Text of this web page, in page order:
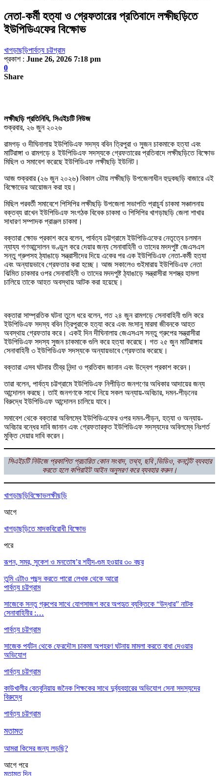
নেতা-কর্মী হত্যা ও গ্রেফতারের প্রতিবাদে লক্ষীছড়িতে
ইউপিডিএফের বিক্ষোভ
খাগড়াছড়িপার্বত্য চট্টগ্রাম
প্রকাশ : June 26, 2026 7:18 pm
0
Share
লক্ষীছড়ি প্রতিনিধি, সিএইচটি নিউজ
শুক্রবার, ২৬ জুন ২০২৬
রামগড় ও দীঘিনালায় ইউপিডিএফ সদস্য ববিন ত্রিপুরা ও সুজন চাকমাকে হত্যা এবং
মাটিরাঙ্গা ও রামগড়ে ৪ ইউপিডিএফ সদস্যকে গ্রেফতারের প্রতিবাদে লক্ষীছড়িতে বিক্ষোভ
মিছিল ও সমাবেশ করেছে ইউপিডিএফ লক্ষীছড়ি ইউনিট।
আজ শুক্রবার (২৬ জুন ২০২৬) বিকাল ৩টায় লক্ষীছড়ি উপজেলাধীন হুদুকছড়ি বাজারে এই
বিক্ষোভের আয়োজন করা হয়।
মিছিল পরবর্তী সমাবেশে পিসিপির লক্ষীছড়ি উপজেলা সভাপতি প্রাচুর্য চাকমা সঞ্চালনায়
বক্তব্য রাখেন ইউপিডিএফ সংগঠক বিবেক চাকমা ও পিসিপির খাগড়াছড়ি জেলা শাখার
সাধারণ সম্পাদক প্রাঞ্জল চাকমা।
বক্তারা ক্ষোভ প্রকাশ করে বলেন, পার্বত্য চট্টগ্রামে ইউপিডিএফের নেতৃত্বে চলমান
ন্যায্য গণআন্দোলন ভণ্ডুল করে দেয়ার জন্য সেনাবাহিনী ও তাদের মদদপুষ্ট জেএসএস
সন্তু গ্রুপসহ ঠ্যাঙাড়ে সন্ত্রাসীদের দিয়ে একের পর এক ইউপিডিএফ নেতা-কর্মী হত্যা
এবং অন্যায়ভাবে গ্রেফতার করা হচ্ছে। আজ সকালেও গুইমারায় ইউপিডিএফ নেতা
ঝিমিত চাকমার ওপর সেনাবাহিনী ও তাদের মদদপুষ্ট ঠ্যাঙাড়ে সন্ত্রাসীরা সশস্ত্র হামলা
চালিয়ে তাকে আহত অবস্থায় আটক করা হয়েছে।
বক্তারা সাম্প্রতিক ঘটনা তুলে ধরে বলেন, গত ২৪ জুন রামগড়ে সেনাবাহিনী গুলি করে
ইউপিডিএফ সদস্য ববিন ত্রিপুরাকে হত্যা করে এবং মংসানু মারমা জীবনকে আহত
অবস্থায় গ্রেফতার করে। একই দিন দীঘিনালায় জেএসএস সন্তু গ্রুপের সন্ত্রাসীরা
ইউপিডিএফ সদস্য সুজন চাকমাকে গুলি করে হত্যা করেছে। গত ২৫ জুন মাটিরাঙ্গায়
সেনাবাহিনী ৩ ইউপিডিএফ সদস্যকে অন্যায়ভাবে গ্রেফতার করেছে।
বক্তারা এসব ঘটনার তীব্র নিন্দা ও প্রতিবাদ জানান এবং উদ্বেগ প্রকাশ করেন।
তারা বলেন, পার্বত্য চট্টগ্রামে ইউপিডিএফ নিপীড়িত জনগণের অধিকার আদায়ের জন্য
আন্দোলন করছে। তাই জনগণকে সাথে নিয়ে সকল অন্যায়-অবিচার, দমন-পীড়নের
বিরুদ্ধে ইউপিডিএফ আন্দোলন চালিয়ে যাবে।
সমাবেশ থেকে বক্তারা অবিলম্বে ইউপিডিএফের ওপর দমন-পীড়ন, হত্যা ও অন্যায়-
অবিচার বন্ধের দাবি জানান এবং গ্রেফতারকৃত ইউপিডিএফ সদস্যদের অবিলম্বে নিঃশর্ত
মুক্তি দেয়ার দাবি করেন।
সিএইচটি নিউজে প্রকাশিত প্রচারিত কোন সংবাদ, তথ্য, ছবি ,ভিডিও, কনটেন্ট ব্যবহার
করতে হলে কপিরাইট আইন অনুসরণ করে ব্যবহার করুন।
খাগড়াছড়িবিক্ষোভলক্ষীছড়ি
আগে
খাগড়াছড়িতে মাদকবিরোধী বিক্ষোভ
পরে
রূপন, সমর, সুকেশ ও মনতোষ’র শহীদ-গুম হওয়ার ৩০ বছর
তুমি এটাও পছন্দ করতে পারো লেখক থেকে আরো
পার্বত্য চট্টগ্রাম
সাজেকে সন্তু গ্রুপের সাথে যোগসাজশ করে অপহৃত ব্যক্তিকে “উদ্ধার” নাটক
সেনাবাহিনীর :…
পার্বত্য চট্টগ্রাম
সাজেক পর্যটন থেকে ফেরদৌস চাকমা অপহরণ ঘটনায় মামলা করতে বাধা দেওয়ার
অভিযোগ
পার্বত্য চট্টগ্রাম
কাউখালীর বেতবুনিয়ায় জনৈক শিক্ষকের সাথে দুর্ব্যবহারের অভিযোগ সেনা সদস্যদের
বিরুদ্ধে
পার্বত্য চট্টগ্রাম
মতামত
আমরা কিসের জন্য লড়ছি?
আগে পরে
মতামত দিন